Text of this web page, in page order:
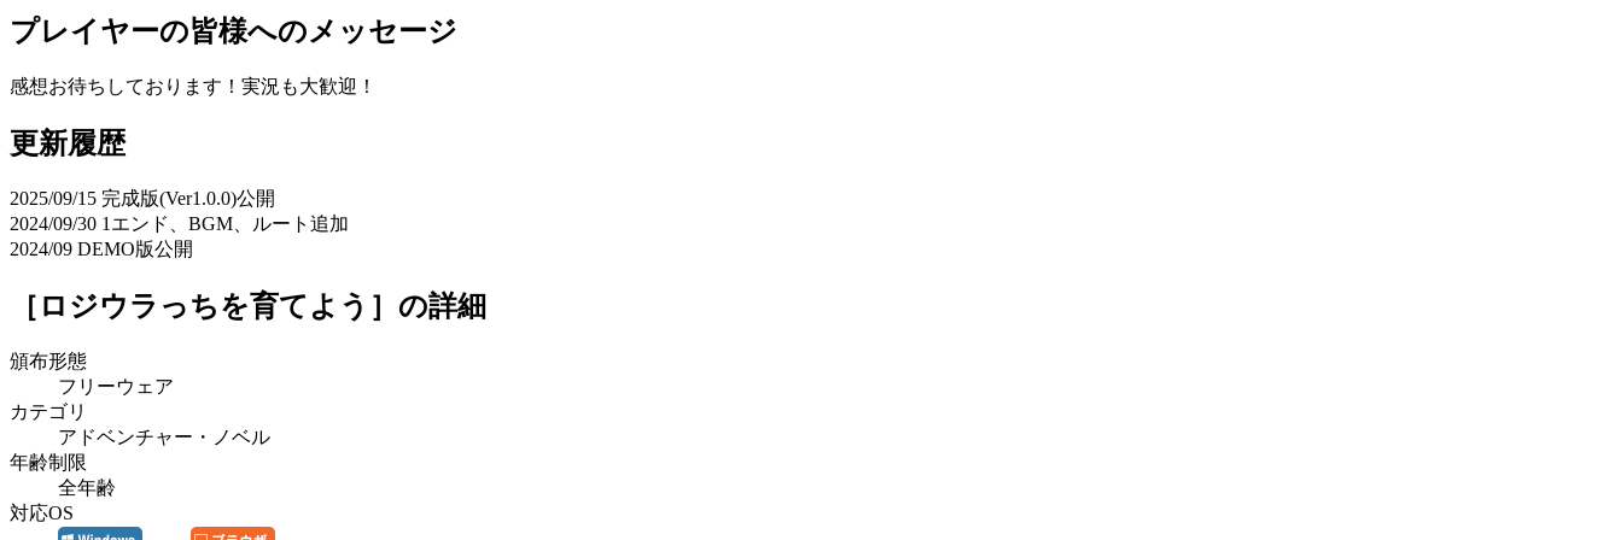
プレイヤーの皆様へのメッセージ
感想お待ちしております！実況も大歓迎！
更新履歴
2025/09/15 完成版(Ver1.0.0)公開
2024/09/30 1エンド、BGM、ルート追加
2024/09 DEMO版公開
［ロジウラっちを育てよう］ の詳細
頒布形態
フリーウェア
カテゴリ
アドベンチャー・ノベル
年齢制限
全年齢
対応OS